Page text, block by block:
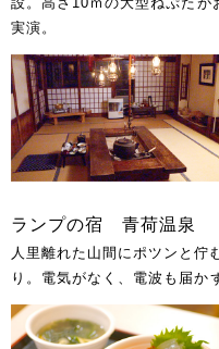
実演。
ランプの宿 青荷温泉
人里離れた山間にポツンと佇
り。電気がなく、電波も届か